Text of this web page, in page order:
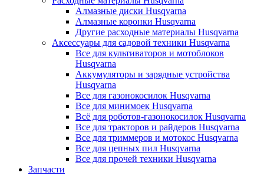
Алмазные диски Husqvarna
Алмазные коронки Husqvarna
Другие расходные материалы Husqvarna
Аксессуары для садовой техники Husqvarna
Все для культиваторов и мотоблоков
Husqvarna
Аккумуляторы и зарядные устройства
Husqvarna
Все для газонокосилок Husqvarna
Все для минимоек Husqvarna
Всё для роботов-газонокосилок Husqvarna
Все для тракторов и райдеров Husqvarna
Все для триммеров и мотокос Husqvarna
Все для цепных пил Husqvarna
Все для прочей техники Husqvarna
Запчасти